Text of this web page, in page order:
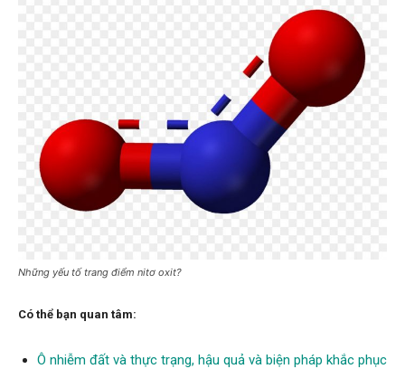
Những yếu tố trang điểm nitơ oxit?
Có thể bạn quan tâm:
Ô nhiễm đất và thực trạng, hậu quả và biện pháp khắc phục